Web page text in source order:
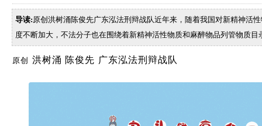
导读: 原创洪树涌陈俊先广东泓法刑辩战队近年来，随着我国对新精神活
度不断加大，不法分子也在围绕着新精神活性物质和麻醉物品列管物质
原创 洪树涌 陈俊先 广东泓法刑辩战队